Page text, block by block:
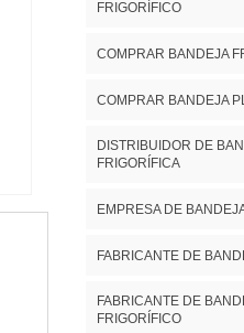
FRIGORÍFICO
COMPRAR BANDEJA
COMPRAR BANDEJA
DISTRIBUIDOR DE
FRIGORÍFICA
EMPRESA DE
FABRICANTE DE
FABRICANTE DE
FRIGORÍFICO